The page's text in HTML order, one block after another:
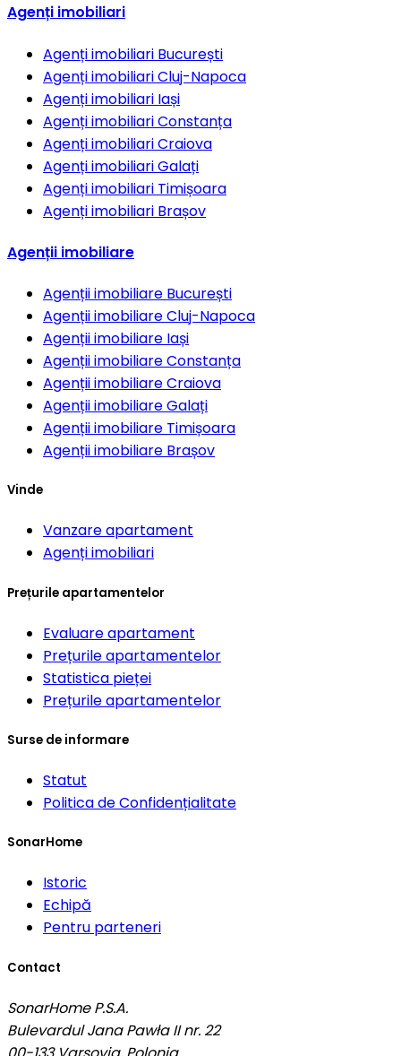
Agenți imobiliari
Agenți imobiliari București
Agenți imobiliariCluj-Napoca
Agenți imobiliari Iași
Agenți imobiliariConstanța
Agenți imobiliariCraiova
Agenți imobiliariGalați
Agenți imobiliari Timișoara
Agenți imobiliari Brașov
Agenții imobiliare
Agenții imobiliare București
Agenții imobiliareCluj-Napoca
Agenții imobiliare Iași
Agenții imobiliareConstanța
Agenții imobiliareCraiova
Agenții imobiliareGalați
Agenții imobiliare Timișoara
Agenții imobiliare Brașov
Vinde
Vanzare apartament
Agenți imobiliari
Prețurile apartamentelor
Evaluare apartament
Prețurile apartamentelor
Statistica pieței
Prețurile apartamentelor
Surse de informare
Statut
Politica de Confidențialitate
SonarHome
Istoric
Echipă
Pentru parteneri
Contact
SonarHome P.S.A.
Bulevardul Jana Pawła II nr. 22